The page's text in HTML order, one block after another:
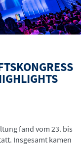
fand vom 23. bis
Insgesamt kamen